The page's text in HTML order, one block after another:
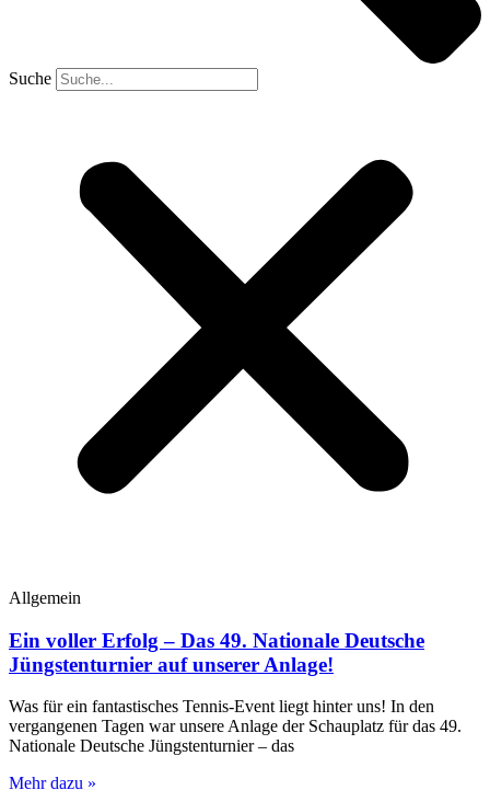
Suche
Allgemein
Ein voller Erfolg – Das 49. Nationale Deutsche
Jüngstenturnier auf unserer Anlage!
​Was für ein fantastisches Tennis-Event liegt hinter uns! In den
vergangenen Tagen war unsere Anlage der Schauplatz für das 49.
Nationale Deutsche Jüngstenturnier – das
Mehr dazu »